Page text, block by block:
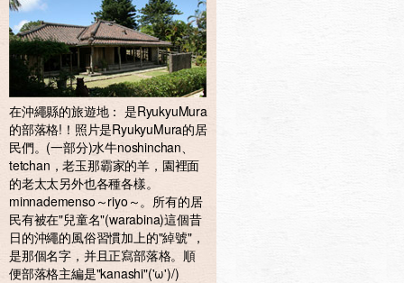
在沖繩縣的旅遊地： 是RyukyuMura
的部落格!！照片是RyukyuMura的居
民們。(一部分)水牛noshinchan、
tetchan，老玉那霸家的羊，園裡面
的老太太另外也各種各樣。
minnademenso～riyo～。所有的居
民有被在"兒童名"(warabina)這個昔
日的沖繩的風俗習慣加上的"綽號"，
是那個名字，并且正寫部落格。順
便部落格主編是"kanashi"('ω')/)